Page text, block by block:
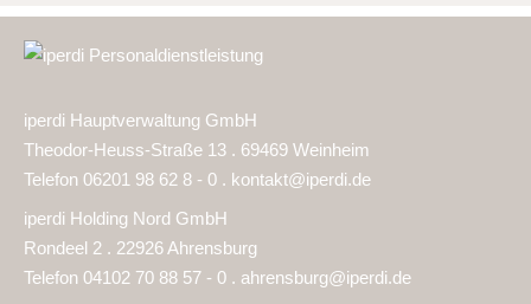
iperdi Hauptverwaltung GmbH
Theodor-Heuss-Straße 13 . 69469 Weinheim
Telefon 06201 98 62 8 - 0 . kontakt@iperdi.de
iperdi Holding Nord GmbH
Rondeel 2 . 22926 Ahrensburg
Telefon 04102 70 88 57 - 0 . ahrensburg@iperdi.de